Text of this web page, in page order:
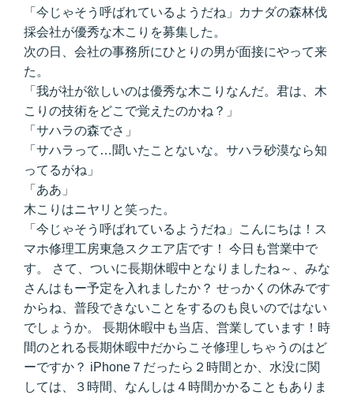
「今じゃそう呼ばれているようだね」カナダの森林伐
採会社が優秀な木こりを募集した。
次の日、会社の事務所にひとりの男が面接にやって来
た。
「我が社が欲しいのは優秀な木こりなんだ。君は、木
こりの技術をどこで覚えたのかね？」
「サハラの森でさ」
「サハラって…聞いたことないな。サハラ砂漠なら知
ってるがね」
「ああ」
木こりはニヤリと笑った。
「今じゃそう呼ばれているようだね」こんにちは！ス
マホ修理工房東急スクエア店です！ 今日も営業中で
す。 さて、ついに長期休暇中となりましたね～、みな
さんはもー予定を入れましたか？ せっかくの休みです
からね、普段できないことをするのも良いのではない
でしょうか。 長期休暇中も当店、営業しています！時
間のとれる長期休暇中だからこそ修理しちゃうのはど
ーですか？ iPhone７だったら２時間とか、水没に関
しては、３時間、なんしは４時間かかることもありま